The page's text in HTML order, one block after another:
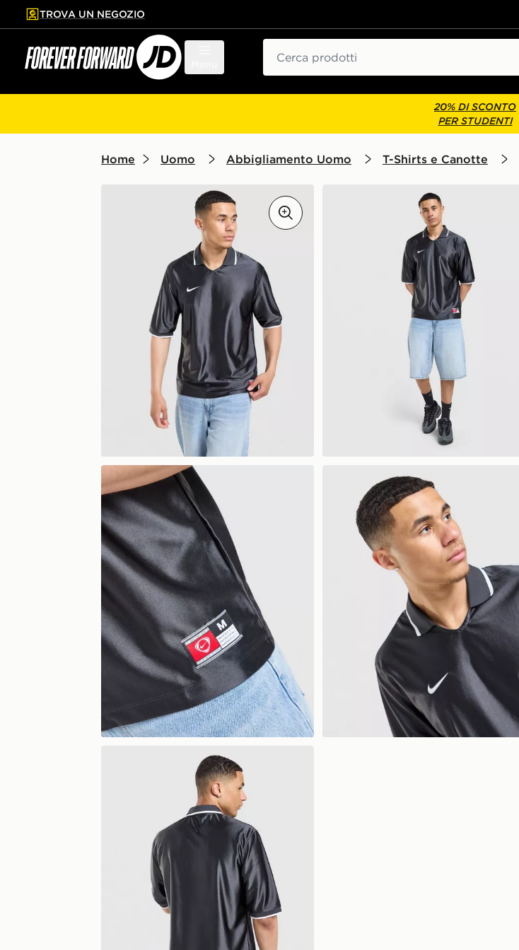
contenuto principale
a fondo pagina
TROVA UN NEGOZIO
20% DI SCONTO
PER STUDENTI
Home Uomo Abbigliamento Uomo T-Shirts e Canotte